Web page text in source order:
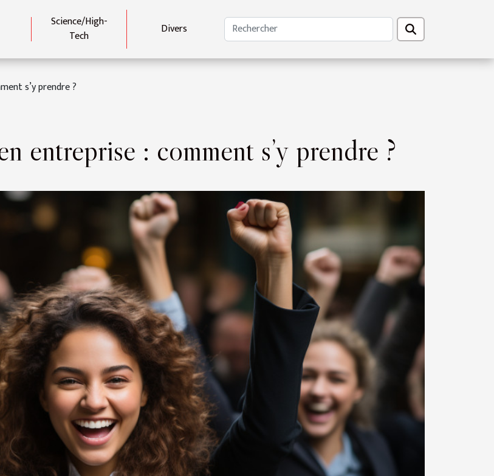
Science/High-
Tech
Divers
s’y prendre ?
entreprise : comment s’y prendre ?